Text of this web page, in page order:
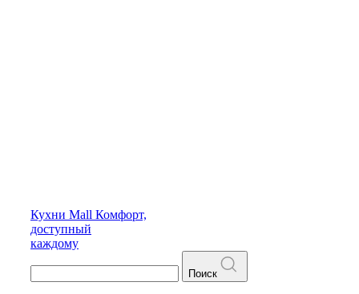
Кухни Mall Комфорт,
доступный
каждому
Поиск